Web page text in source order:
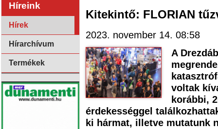
Híreink
Hírek
Hírarchívum
Termékek
Kitekintő: FLORIAN
2023. november 14. 08:58
A
voltak
korábbi,
érdekességgel
ki hármat, illetve mutatunk